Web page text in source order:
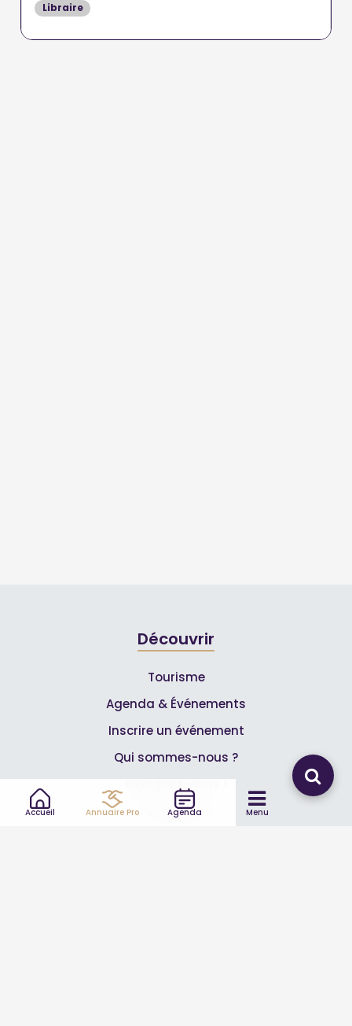
Accueil Annuaire Pro Agenda Menu
Libraire
Découvrir
Tourisme
Agenda & Événements
Inscrire un événement
Qui sommes-nous ?
Rejoignez-nous !
Partenaires